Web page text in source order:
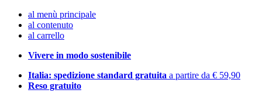
al menù principale
al contenuto
al carrello
Vivere in modo sostenibile
Italia: spedizione standard gratuita a partire da € 59,90
Reso gratuito